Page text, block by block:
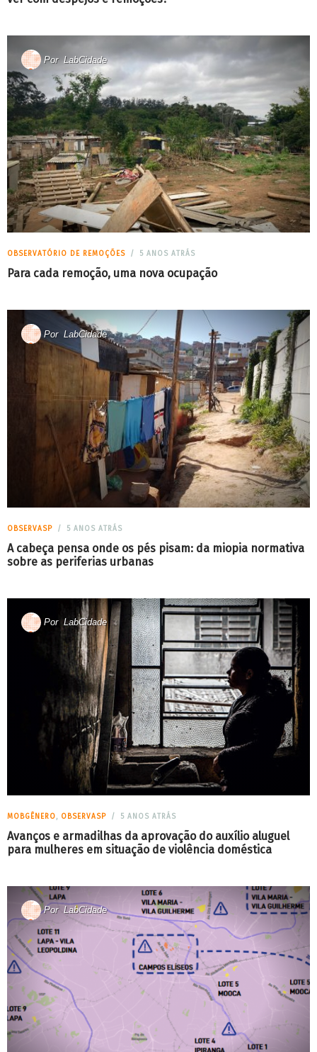
PorLabCidade
OBSERVATÓRIO DE REMOÇÕES 5 ANOS ATRÁS
Para cada remoção, uma nova ocupação
Por LabCidade
OBSERVASP 5 ANOS ATRÁS
A cabeça pensa onde os pés pisam: da miopia normativa
sobre as periferias urbanas
PorLabCidade
MOBGÊNERO, OBSERVASP 5 ANOS ATRÁS
Avanços e armadilhas da aprovação do auxílio aluguel
para mulheres em situação de violência doméstica
Por LabCidade